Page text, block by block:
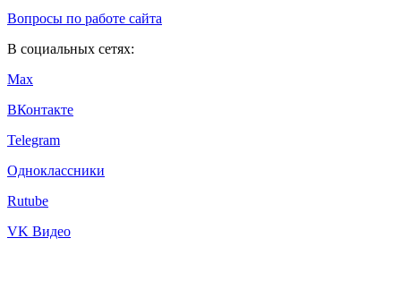
Вопросы по работе сайта
В социальных сетях:
Max
ВКонтакте
Telegram
Одноклассники
Rutube
VK Видео